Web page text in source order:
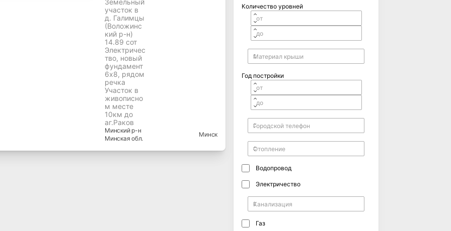
Земельный
участок в
д. Галимцы
(Воложинс
кий р-н)
14.89 сот
Электричес
тво, новый
фундамент
6х8, рядом
речка
Участок в
живописно
м месте
10км до
аг.Раков
Минскийр-н
Минская обл.
Минск
Количество уровней
Год постройки
Водопровод
Электричество
Газ